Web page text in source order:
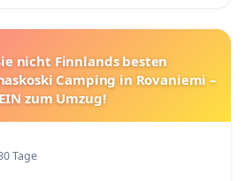
nicht Finnlands besten
Camping in Rovaniemi –
zum Umzug!
Tage